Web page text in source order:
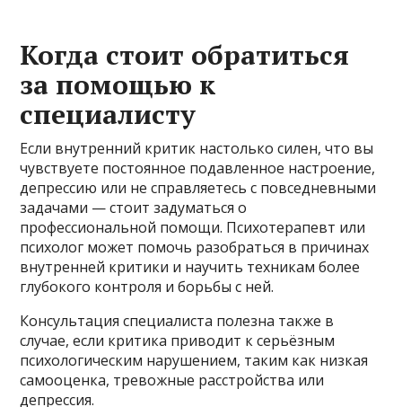
Когда стоит обратиться
за помощью к
специалисту
Если внутренний критик настолько силен, что вы
чувствуете постоянное подавленное настроение,
депрессию или не справляетесь с повседневными
задачами — стоит задуматься о
профессиональной помощи. Психотерапевт или
психолог может помочь разобраться в причинах
внутренней критики и научить техникам более
глубокого контроля и борьбы с ней.
Консультация специалиста полезна также в
случае, если критика приводит к серьёзным
психологическим нарушением, таким как низкая
самооценка, тревожные расстройства или
депрессия.